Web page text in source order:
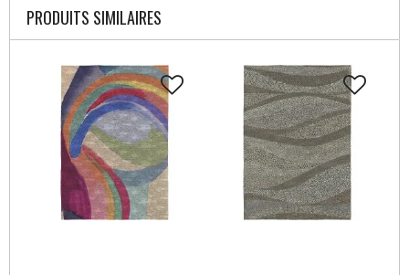
PRODUITS SIMILAIRES